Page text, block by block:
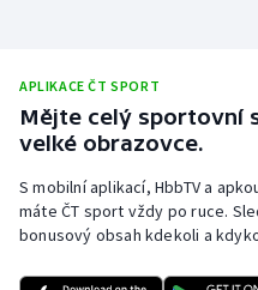
Rychlostní kanoistika
Short track
APLIKACE ČT SPORT
Mějte celý sportovní
velké obrazovce.
S mobilní aplikací, HbbTV a
máte ČT sport vždy po ruce.
bonusový obsah kdekoli a